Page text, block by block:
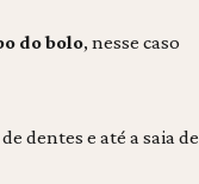
do bolo, nesse caso
dentes e até a saia de